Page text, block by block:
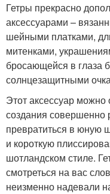
Гетры прекрасно
аксессуарами –
шейными платками,
митенками,
бросающейся в глаза
солнцезащитными
Этот аксессуар
создания совершенно
превратиться в юную
и короткую
шотландском стиле.
смотреться на вас
неизменно надевали